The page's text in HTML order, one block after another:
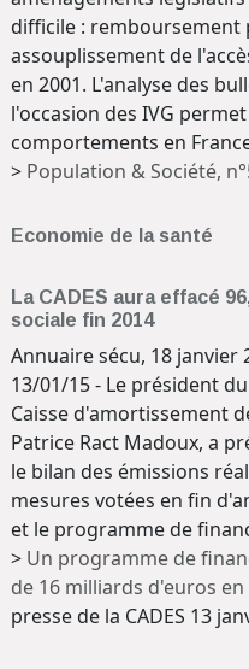
difficile : remboursement
assouplissement de
en 2001. L'analyse des
l'occasion des IVG
comportements en
> Population & Société,
Economie de la santé
La CADES aura effacé
sociale fin 2014
Annuaire sécu, 18 janvier
13/01/15 - Le président
Caisse d'amortissement
Patrice Ract Madoux, a
le bilan des émissions
mesures votées en fin
et le programme de
> Un programme de
de 16 milliards d'euros en
presse de la CADES 13